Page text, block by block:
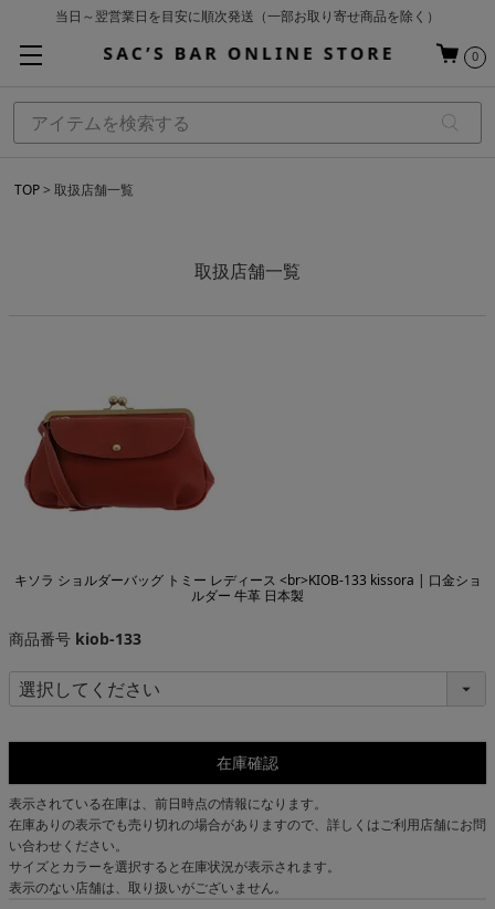
当日～翌営業日を目安に順次発送（一部お取り寄せ商品を除く）
基本配送料 ¥550(沖縄・離島を除く)
0
TOP 取扱店舗一覧
取扱店舗一覧
キソラ ショルダーバッグ トミー レディース <br>KIOB-133 kissora | 口金ショ
ルダー 牛革 日本製
商品番号 kiob-133
在庫確認
表示されている在庫は、前日時点の情報になります。
在庫ありの表示でも売り切れの場合がありますので、詳しくはご利用店舗にお問
い合わせください。
サイズとカラーを選択すると在庫状況が表示されます。
表示のない店舗は、取り扱いがございません。